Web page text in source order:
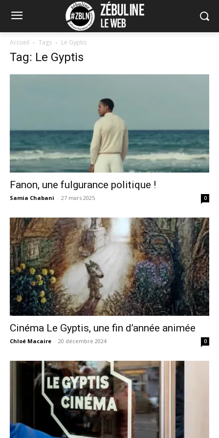
Accueil Tags Le Gyptis
Tag: Le Gyptis
Fanon, une fulgurance politique !
Samia Chabani - 27 mars 2025 0
Cinéma Le Gyptis, une fin d’année animée
Chloé Macaire - 20 décembre 2024 0